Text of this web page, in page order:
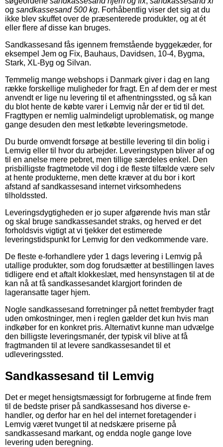
og sandkassesand 500 kg. Forhåbentlig viser det sig at du
ikke blev skuffet over de præsenterede produkter, og at ét
eller flere af disse kan bruges.
Sandkassesand fås igennem fremstående byggekæder, for
eksempel Jem og Fix, Bauhaus, Davidsen, 10-4, Bygma,
Stark, XL-Byg og Silvan.
Temmelig mange webshops i Danmark giver i dag en lang
række forskellige muligheder for fragt. En af dem der er mest
anvendt er lige nu levering til et afhentningssted, og så kan
du blot hente de købte varer i Lemvig når der er tid til det.
Fragttypen er nemlig ualmindeligt uproblematisk, og mange
gange desuden den mest letkøbte leveringsmetode.
Du burde omvendt forsøge at bestille levering til din bolig i
Lemvig eller til hvor du arbejder. Leveringstypen bliver af og
til en anelse mere pebret, men tillige særdeles enkel. Den
prisbilligste fragtmetode vil dog i de fleste tilfælde være selv
at hente produkterne, men dette kræver at du bor i kort
afstand af sandkassesand internet virksomhedens
tilholdssted.
Leveringsdygtigheden er jo super afgørende hvis man står
og skal bruge sandkassesandet straks, og herved er det
forholdsvis vigtigt at vi tjekker det estimerede
leveringstidspunkt for Lemvig for den vedkommende vare.
De fleste e-forhandlere yder 1 dags levering i Lemvig på
utallige produkter, som dog forudsætter at bestillingen laves
tidligere end et aftalt klokkeslæt, med hensynstagen til at de
kan nå at få sandkassesandet klargjort forinden de
lageransatte tager hjem.
Nogle sandkassesand forretninger på nettet frembyder fragt
uden omkostninger, men i reglen gælder det kun hvis man
indkøber for en konkret pris. Alternativt kunne man udvælge
den billigste leveringsmanér, der typisk vil blive at få
fragtmanden til at levere sandkassesandet til et
udleveringssted.
Sandkassesand til Lemvig
Det er meget hensigtsmæssigt for forbrugerne at finde frem
til de bedste priser på sandkassesand hos diverse e-
handler, og derfor har en hel del internet foretagender i
Lemvig været tvunget til at nedskære priserne på
sandkassesand markant, og endda nogle gange love
levering uden beregning.